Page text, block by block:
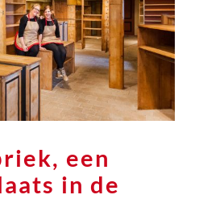
een
in de